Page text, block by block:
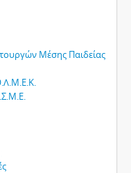
Μέσης Παιδείας